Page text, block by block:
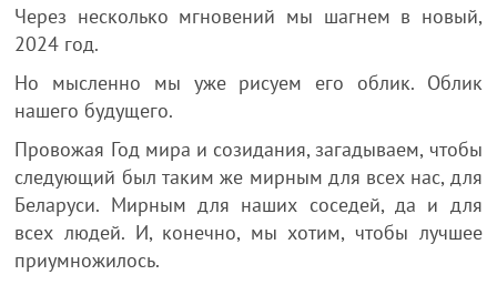
Через несколько мгновений мы шагнем в новый,
2024 год.
Но мысленно мы уже рисуем его облик. Облик
нашего будущего.
Провожая Год мира и созидания, загадываем, чтобы
следующий был таким же мирным для всех нас, для
Беларуси. Мирным для наших соседей, да и для
всех людей. И, конечно, мы хотим, чтобы лучшее
приумножилось.